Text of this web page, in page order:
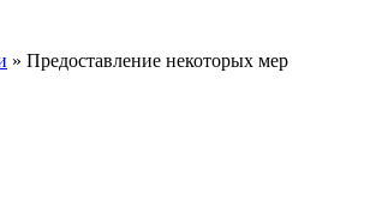
» Предоставление некоторых мер